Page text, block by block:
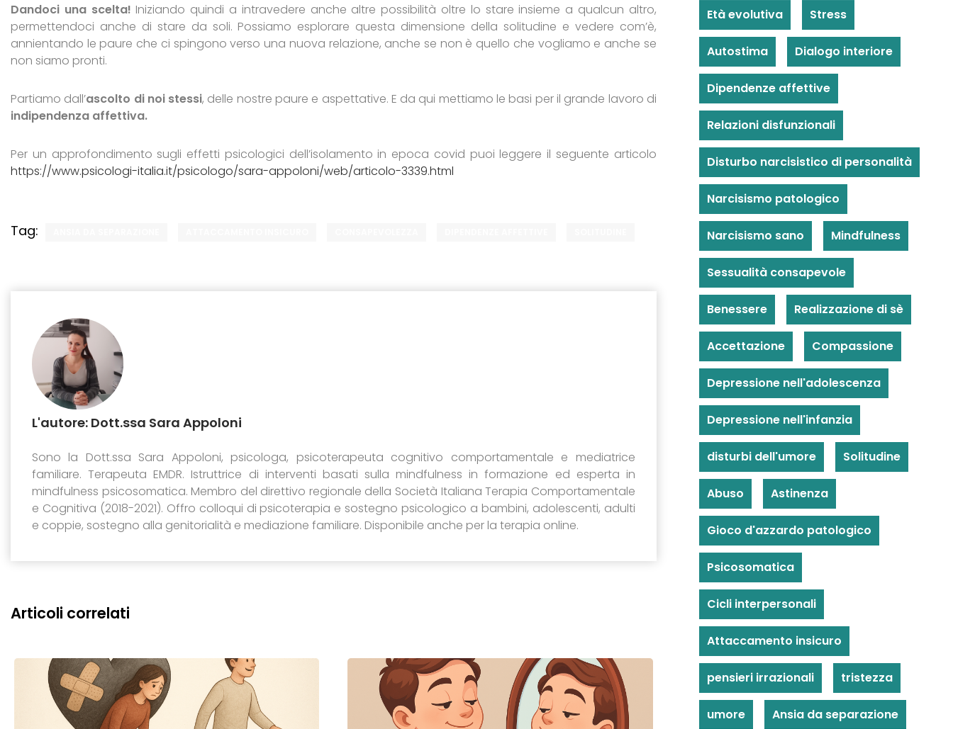
Dandoci una scelta! Iniziando quindi a intravedere anche altre possibilità oltre lo stare insieme a qualcun altro,
permettendoci anche di stare da soli. Possiamo esplorare questa dimensione della solitudine e vedere com’è,
annientando le paure che ci spingono verso una nuova relazione, anche se non è quello che vogliamo e anche se
non siamo pronti.
Partiamo dall’ascolto di noi stessi, delle nostre paure e aspettative. E da qui mettiamo le basi per il grande lavoro di
indipendenza affettiva.
Per un approfondimento sugli effetti psicologici dell’isolamento in epoca covid puoi leggere il seguente articolo
https://www.psicologi-italia.it/psicologo/sara-appoloni/web/articolo-3339.html
Tag:
L'autore: Dott.ssa Sara Appoloni
Sono la Dott.ssa Sara Appoloni, psicologa, psicoterapeuta cognitivo comportamentale e mediatrice
familiare. Terapeuta EMDR. Istruttrice di interventi basati sulla mindfulness in formazione ed esperta in
mindfulness psicosomatica. Membro del direttivo regionale della Società Italiana Terapia Comportamentale
e Cognitiva (2018-2021). Offro colloqui di psicoterapia e sostegno psicologico a bambini, adolescenti, adulti
e coppie, sostegno alla genitorialità e mediazione familiare. Disponibile anche per la terapia online.
Articoli correlati
Età evolutiva Stress
Autostima Dialogo interiore
Dipendenze affettive
Relazioni disfunzionali
Disturbo narcisistico di personalità
Narcisismo patologico
Narcisismo sano Mindfulness
Sessualità consapevole
Benessere Realizzazione di sè
Accettazione Compassione
Depressione nell'adolescenza
Depressione nell'infanzia
disturbi dell'umore Solitudine
Abuso Astinenza
Gioco d'azzardo patologico
Psicosomatica
Cicli interpersonali
Attaccamento insicuro
pensieri irrazionali tristezza
umore Ansia da separazione